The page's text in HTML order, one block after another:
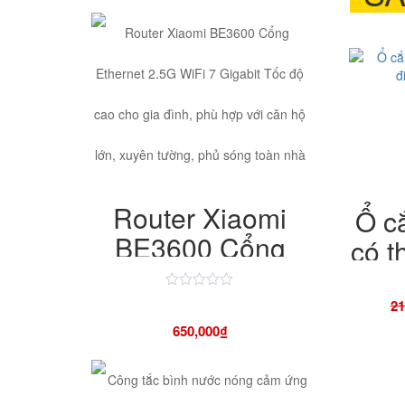
Router Xiaomi
BE3600 Cổng
Ethernet 2.5G
Tốc độ cao cho
gia đình, phù hợp
với căn hộ lớn,
4.50
650,000₫
Ổ
có